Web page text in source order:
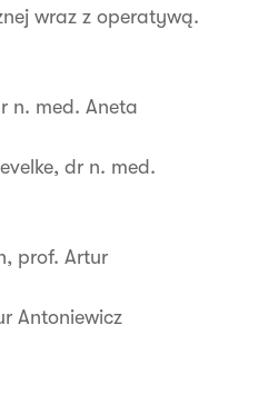
wraz z operatywą.
n. med. Aneta
dr n. med.
prof. Artur
Antoniewicz